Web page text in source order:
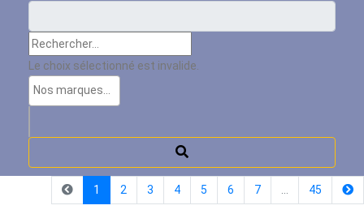
Le choix sélectionné est invalide.
1 (current)
2 3 4 5 6 7 45